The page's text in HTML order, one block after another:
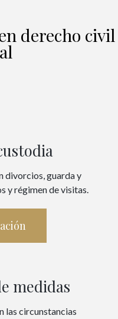
derecho civil
divorcios, guarda y
y régimen de visitas.
medidas
las circunstancias